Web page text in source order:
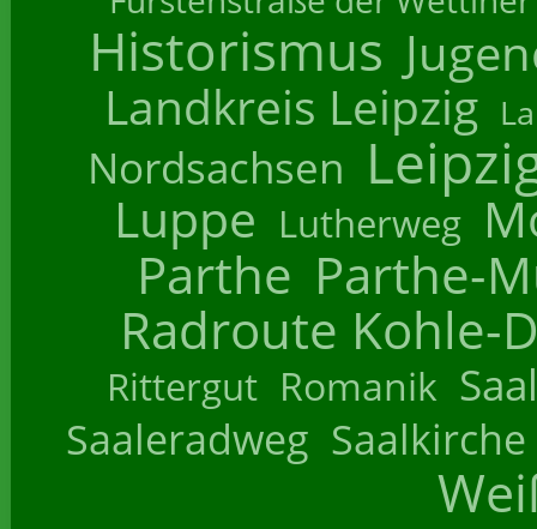
Historismus
Landkreis Leipzig
Nordsachsen
Luppe Lutherweg
Parthe Parthe-
Radroute Kohle-
Rittergut Romanik
Saaleradweg Saalkirche